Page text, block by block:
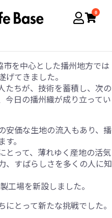
0
を中心とした播州地方では
てきました。
たちが、技術を蓄積し、次の
今日の播州織が成り立ってい
安価な生地の流入もあり、播
。
とって、薄れゆく産地の活気
、すばらしさを多くの人に知
工場を新設しました。
とって新たな挑戦でした。